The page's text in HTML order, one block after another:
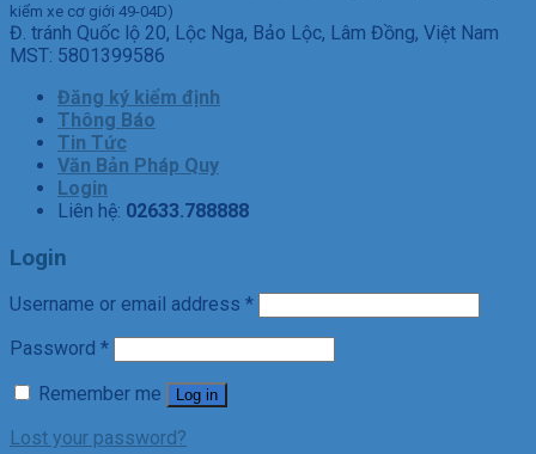
kiểm xe cơ giới 49-04D)
Đ. tránh Quốc lộ 20, Lộc Nga, Bảo Lộc, Lâm Đồng, Việt Nam
MST: 5801399586
Đăng ký kiểm định
Thông Báo
Tin Tức
Văn Bản Pháp Quy
Login
Liên hệ: 02633.788888
Login
Username or email address *
Password *
Remember me
Log in
Lost your password?